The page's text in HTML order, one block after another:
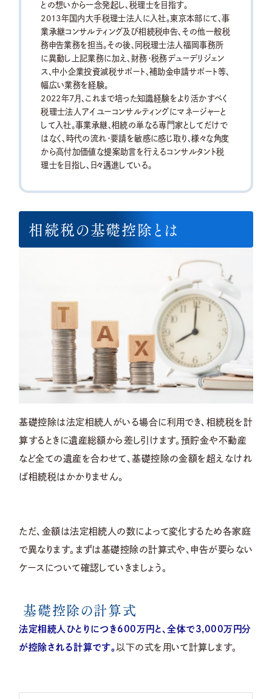
との想いから一念発起し、税理士を目指す。
2013年国内大手税理士法人に入社。東京本部にて、事
業承継コンサルティング及び相続税申告、その他一般税
務申告業務を担当。その後、同税理士法人福岡事務所
に異動し上記業務に加え、財務・税務デューデリジェン
ス、中小企業投資減税サポート、補助金申請サポート等、
幅広い業務を経験。
2022年7月、これまで培った知識経験をより活かすべく
税理士法人アイユーコンサルティングにマネージャーと
して入社。事業承継、相続の単なる専門家としてだけで
はなく、時代の流れ・要請を敏感に感じ取り、様々な角度
から高付加価値な提案助言を行えるコンサルタント税
理士を目指し、日々邁進している。
相続税の基礎控除とは
基礎控除は法定相続人がいる場合に利用でき、相続税を計
算するときに遺産総額から差し引けます。預貯金や不動産
など全ての遺産を合わせて、基礎控除の金額を超えなけれ
ば相続税はかかりません。
ただ、金額は法定相続人の数によって変化するため各家庭
で異なります。まずは基礎控除の計算式や、申告が要らない
ケースについて確認していきましょう。
基礎控除の計算式
法定相続人ひとりにつき600万円と、全体で3,000万円分
が控除される計算です。 以下の式を用いて計算します。